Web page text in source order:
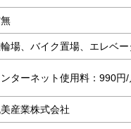
無
場、バイク置場、エレベ
ターネット使用料：990円/
産業株式会社